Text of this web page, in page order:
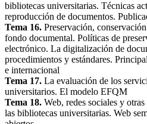
bibliotecas universitarias. Técnicas
reproducción de documentos.
Tema 16. Preservación,
fondo documental. Políticas de
electrónico. La digitalización de
procedimientos y estándares.
e internacional
Tema 17. La evaluación de los
universitarios. El modelo EFQM
Tema 18. Web, redes sociales y
las bibliotecas universitarias. Web